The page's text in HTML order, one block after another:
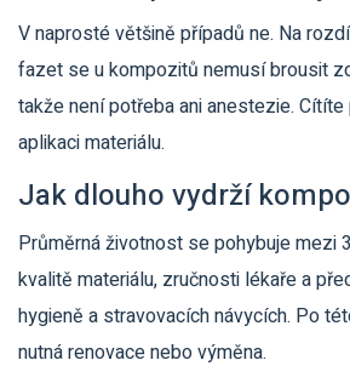
V naprosté většině případů ne. Na
fazet se u kompozitů nemusí brousit
takže není potřeba ani anestezie.
aplikaci materiálu.
Jak dlouho vydrží
Průměrná životnost se pohybuje mezi
kvalitě materiálu, zručnosti lékaře a
hygieně a stravovacích návycích. Po
nutná renovace nebo výměna.